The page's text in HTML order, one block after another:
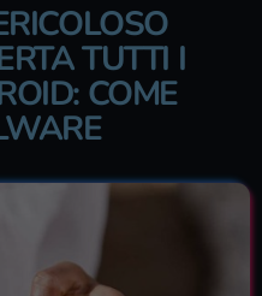
TUTTI I
COME